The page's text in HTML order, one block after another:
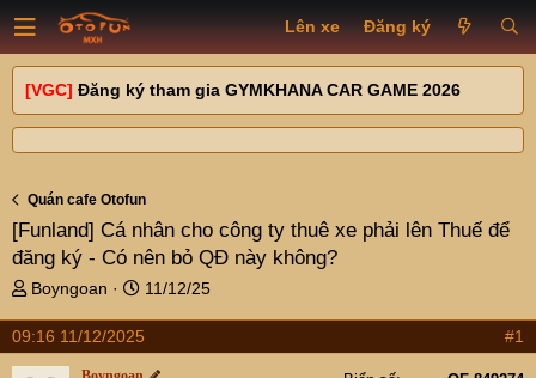
Lên xe Đăng ký
[VGC] Đăng ký tham gia GYMKHANA CAR GAME 2026
Quán cafe Otofun
[Funland] Cá nhân cho công ty thuê xe phải lên Thuế để
đăng ký - Có nên bỏ QĐ này không?
T
r
e
Boyngoan
N
y
11/12/25
09:16 11/12/2025 #1